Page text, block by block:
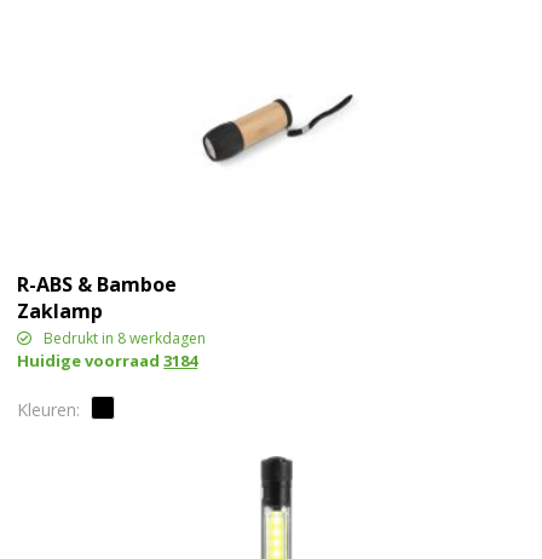
R-ABS & Bamboe
Zaklamp
Bedrukt in 8 werkdagen
Huidige voorraad3184